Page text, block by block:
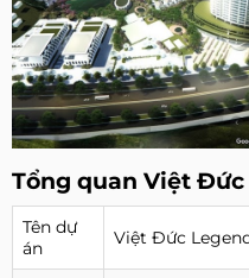
Tổng quan Việt
Tên dự
án
Việt Đức